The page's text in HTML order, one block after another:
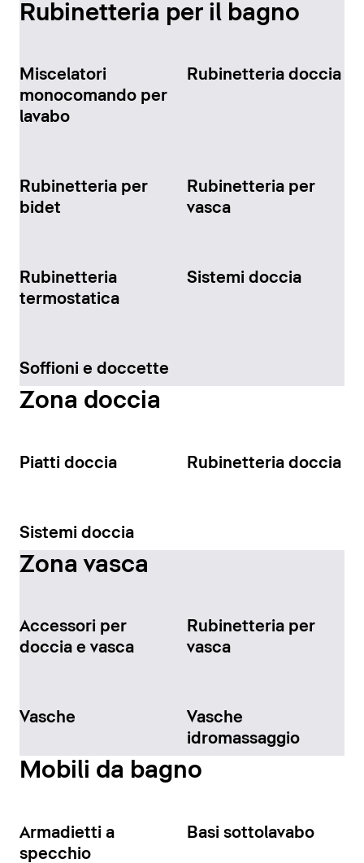
Rubinetteria per il bagno
Miscelatori
monocomando per
lavabo
Rubinetteria doccia
Rubinetteria per
bidet
Rubinetteria per
vasca
Rubinetteria
termostatica
Sistemi doccia
Soffioni e doccette
Zona doccia
Piatti doccia Rubinetteria doccia
Sistemi doccia
Zona vasca
Accessori per
doccia e vasca
Rubinetteria per
vasca
Vasche
Vasche
idromassaggio
Mobili da bagno
Armadietti a
specchio
Basi sottolavabo